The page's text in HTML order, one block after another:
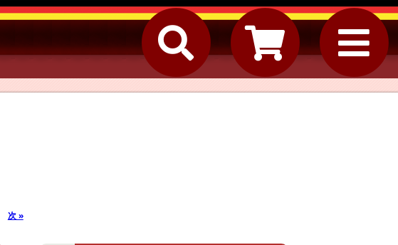
次 »